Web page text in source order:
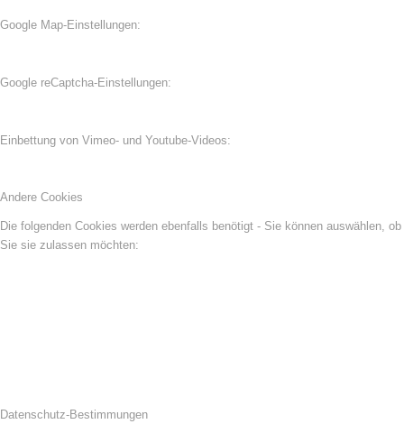
Google Map-Einstellungen:
Google reCaptcha-Einstellungen:
Einbettung von Vimeo- und Youtube-Videos:
Andere Cookies
Die folgenden Cookies werden ebenfalls benötigt - Sie können auswählen, ob
Sie sie zulassen möchten:
Datenschutz-Bestimmungen